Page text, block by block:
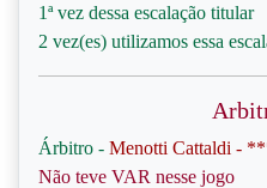
1ª vez dessa escalação titular
2 vez(es) utilizamos essa
Árbitro - Menotti Cattaldi -
Não teve VAR nesse jogo